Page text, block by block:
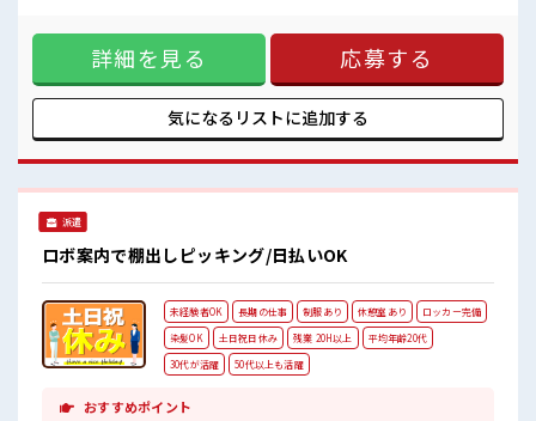
休憩室で楽しくランチ♪
時間があれば昼寝もしちゃおう！
残業はほとんどなし！
プライベートも謳歌できる☆
が、 残業はほとんどナシ！ ≪週休2日制≫ 週末は家族や友人
と一緒にプライベート満喫！ ≪ラクラク制服アリ≫ 制服があ
るので、 毎日の服装の悩み解消♪ ≪未経験の方も大カンゲイ
≫ 新しいことにチャレンジするのは不安だけど、 しっかり働
く環境が整っています！ イチからスキルUP・ステップUP目
指していきましょう！ ≪様々なお仕事をご提案≫ 一人で悩ま
“コジンマリ”が好きな方にもお勧め！！ 少人数の職場です♪
休憩室で楽しくランチ♪ 時間があれば昼寝もしちゃおう！ 残
詳細を見る 応募する
気になるリストに追加する
派遣
ロボ案内で棚出しピッキング/日払いOK
未経験者OK 長期の仕事 制服あり 休憩室あり
ロッカー完備
染髪OK
土日祝日休み 残業 20H以上
平均年齢20代
30代が活躍
50代以上も活躍
おすすめポイント